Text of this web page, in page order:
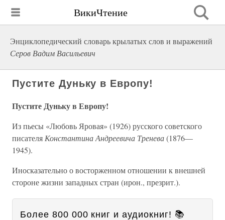
ВикиЧтение
Энциклопедический словарь крылатых слов и выражений
Серов Вадим Васильевич
Пустите Дуньку в Европу!
Пустите Дуньку в Европу!
Из пьесы «Любовь Яровая» (1926) русского советского
писателя Константина Андреевича Тренева(1876—
1945).
Иносказательно о восторженном отношении к внешней
стороне жизни западных стран (ирон., презрит.).
Более 800 000 книг и аудиокниг! 📚